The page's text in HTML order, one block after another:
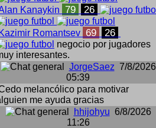
Kanaykin 79 26
Kazimir Romantsev 69 26
negocio por jugadores
interesantes.
JorgeSaez 7/8/2026
05:39
melancólico para motivar
me ayuda gracias
hhijohyu 6/8/2026
11:26